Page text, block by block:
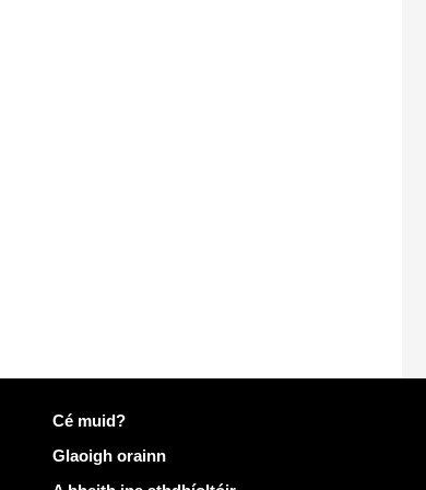
Tuilleadh eolais ar Mailo
Cé muid?
Glaoigh orainn